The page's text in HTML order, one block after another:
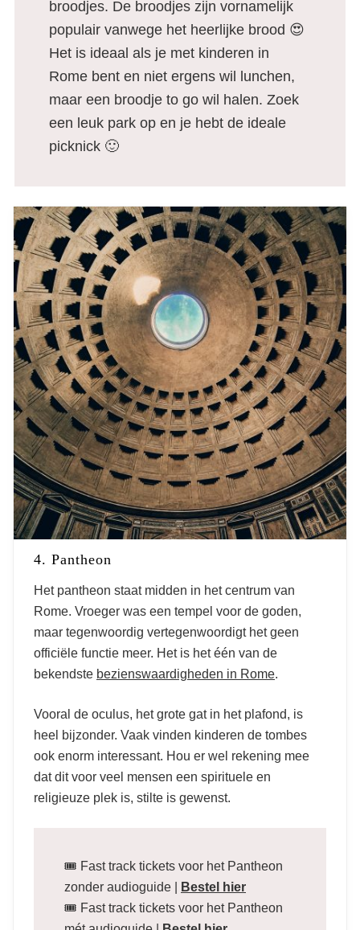
broodjes. De broodjes zijn vornamelijk
populair vanwege het heerlijke brood 😍
Het is ideaal als je met kinderen in
Rome bent en niet ergens wil lunchen,
maar een broodje to go wil halen. Zoek
een leuk park op en je hebt de ideale
picknick 🙂
4. Pantheon
Het pantheon staat midden in het centrum van
Rome. Vroeger was een tempel voor de goden,
maar tegenwoordig vertegenwoordigt het geen
officiële functie meer. Het is het één van de
bekendste bezienswaardigheden in Rome.
Vooral de oculus, het grote gat in het plafond, is
heel bijzonder. Vaak vinden kinderen de tombes
ook enorm interessant. Hou er wel rekening mee
dat dit voor veel mensen een spirituele en
religieuze plek is, stilte is gewenst.
🎟️ Fast track tickets voor het Pantheon
zonder audioguide |
Bestel hier
🎟️ Fast track tickets voor het Pantheon